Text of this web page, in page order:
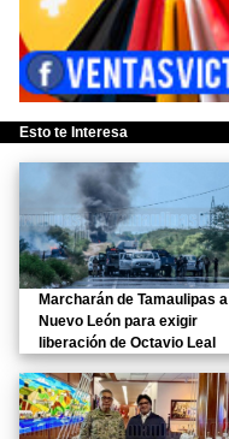
Esto te Interesa
Marcharán de Tamaulipas a
Nuevo León para exigir
liberación de Octavio Leal